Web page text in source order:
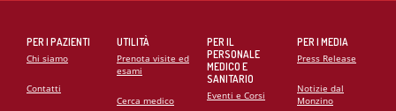
PER I PAZIENTI
Chi siamo
Contatti
UTILITÀ
Prenota visite ed
esami
Cerca medico
PER IL
PERSONALE
MEDICO E
SANITARIO
Eventi e Corsi
PER I MEDIA
Press Release
Notizie dal
Monzino